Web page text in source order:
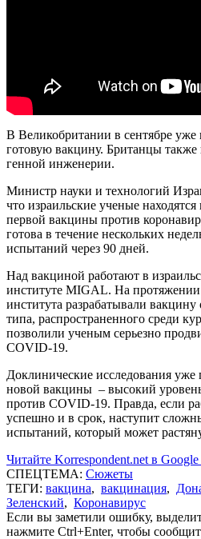
В Великобритании в сентябре уже
готовую вакцину. Британцы также
генной инженерии.
Министр науки и технологий
что израильские ученые находятся
первой вакцины против
готова в течение нескольких
испытаний через 90 дней.
Над вакциной работают в
институте MIGAL. На протяжении
института разрабатывали вакцину
типа, распространенного среди
позволили ученым серьезно
COVID-19.
Доклинические исследования
новой вакцины – высокий
против COVID-19. Правда, если
успешно и в срок, наступит
испытаний, который может
Читайте Korrespondent.net в
СПЕЦТЕМА: Сюжеты
ТЕГИ: вакцина, вакцинация,
Зеленский, Коронавирус
Если вы заметили ошибку,
нажмите Ctrl+Enter, чтобы